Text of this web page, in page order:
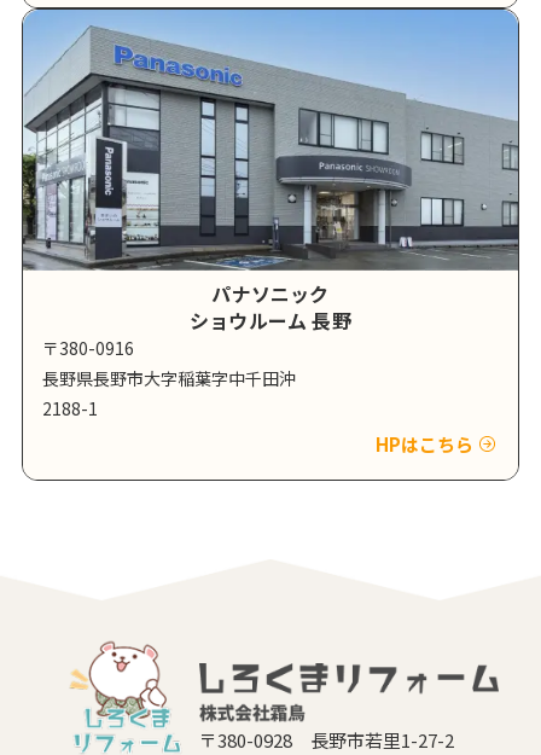
パナソニック
ショウルーム 長野
〒380-0916
長野県長野市大字稲葉字中千田沖
2188-1
HPはこちら
〒380-0928 長野市若里1-27-2